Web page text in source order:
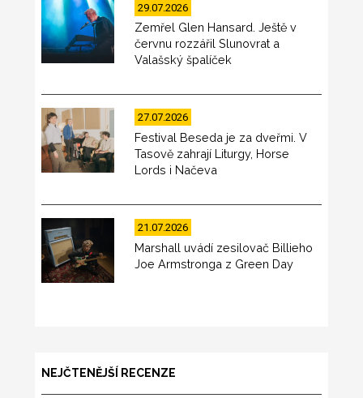
29.07.2026
Zemřel Glen Hansard. Ještě v
červnu rozzářil Slunovrat a
Valašský špalíček
27.07.2026
Festival Beseda je za dveřmi. V
Tasově zahrají Liturgy, Horse
Lords i Načeva
21.07.2026
Marshall uvádí zesilovač Billieho
Joe Armstronga z Green Day
NEJČTENĚJŠÍ RECENZE